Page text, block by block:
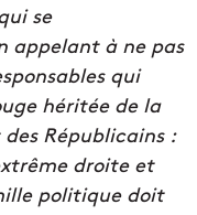
se
appelant à ne pas
qui
héritée de la
Républicains :
droite et
politique doit